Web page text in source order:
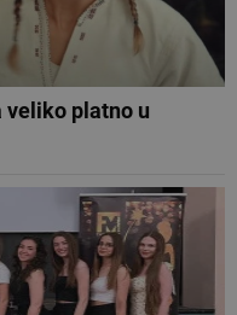
veliko platno u